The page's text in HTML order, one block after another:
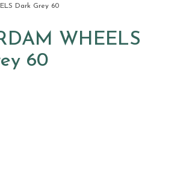
Dark Grey 60
WHEELS
60